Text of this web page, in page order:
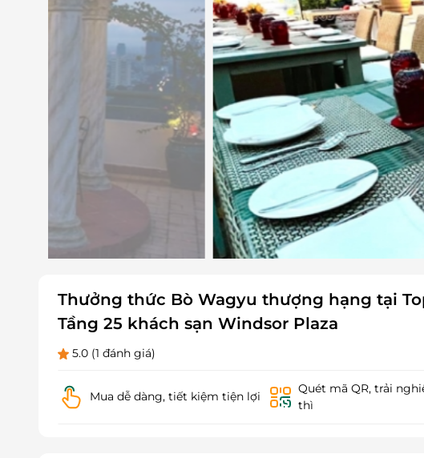
Thưởng thức Bò Wagyu thượng hạng tại
Tầng 25 khách sạn Windsor Plaza
5.0 (1 đánh giá)
Mua dễ dàng, tiết kiệm tiện lợi
Quét mã QR, trải
thì